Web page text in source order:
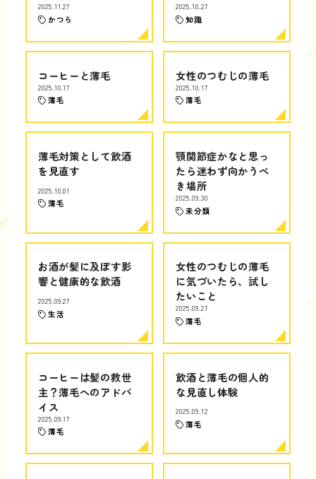
2025.11.27
かつら
2025.10.27
知識
コーヒーと薄毛
2025.10.17
薄毛
女性のつむじの薄毛
2025.10.17
薄毛
薄毛対策として飲酒
を見直す
2025.10.01
薄毛
顎関節症かなと思っ
たら迷わず向かうべ
き場所
2025.09.30
未分類
お酒が髪に及ぼす影
響と健康的な飲酒
2025.09.27
生活
女性のつむじの薄毛
に気づいたら、試し
たいこと
2025.09.27
薄毛
コーヒーは髪の救世
主？薄毛へのアドバ
イス
2025.09.17
薄毛
飲酒と薄毛の個人的
な見直し体験
2025.09.12
薄毛